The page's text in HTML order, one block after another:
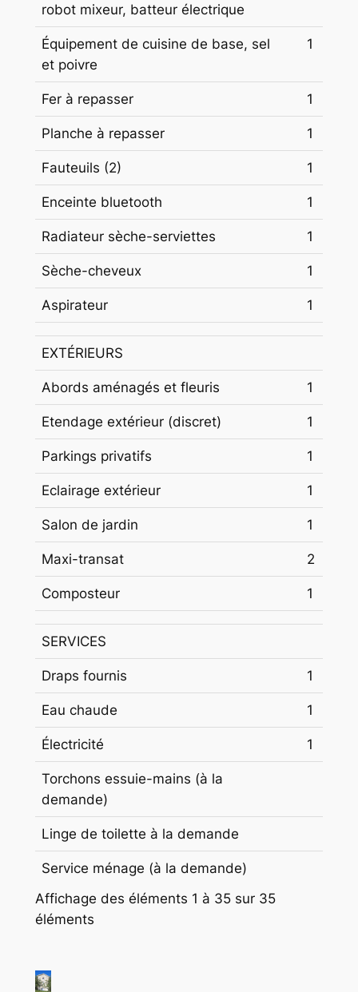
robot mixeur, batteur électrique
Équipement de cuisine de base, sel
et poivre
1
Fer à repasser 1
Planche à repasser 1
Fauteuils (2) 1
Enceinte bluetooth 1
Radiateur sèche-serviettes 1
Sèche-cheveux 1
Aspirateur 1
EXTÉRIEURS
Abords aménagés et fleuris 1
Etendage extérieur (discret) 1
Parkings privatifs 1
Eclairage extérieur 1
Salon de jardin 1
Maxi-transat 2
Composteur 1
SERVICES
Draps fournis 1
Eau chaude 1
Électricité 1
Torchons essuie-mains (à la
demande)
Linge de toilette à la demande
Service ménage (à la demande)
Affichage des éléments 1 à 35 sur 35
éléments